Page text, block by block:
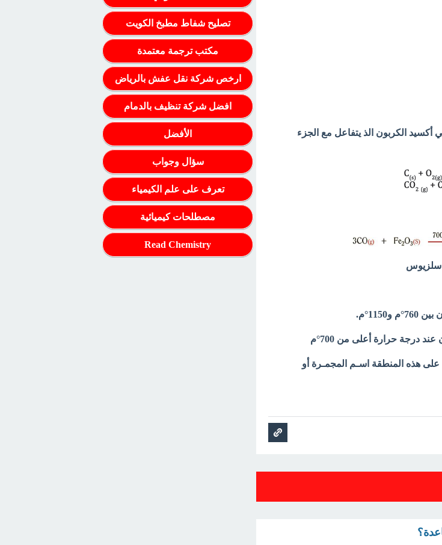
أكسيد الكربون الذ يتفاعل مع الجزء
عند درجة حرارة أعلى من700°م
الفرن على 1600°م، ويطلق على هذه المنطقة اسـم المجمـرة أو
تصليح شفاط مطبخ الكويت
مكتب ترجمة معتمدة
ارخص شركة نقل عفش بالرياض
افضل شركة تنظيف بالدمام
الأفضل
سؤال وجواب
تعرف على علم الكيمياء
مصطلحات كيميائية
Read Chemistry